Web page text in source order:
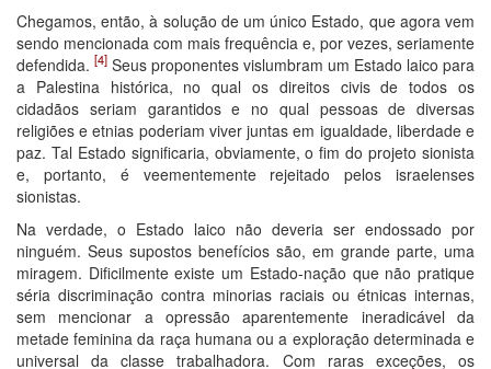
Chegamos, então, à solução de um único Estado, que agora vem
sendo mencionada com mais frequência e, por vezes, seriamente
defendida. [4] Seus proponentes vislumbram um Estado laico para
a Palestina histórica, no qual os direitos civis de todos os
cidadãos seriam garantidos e no qual pessoas de diversas
religiões e etnias poderiam viver juntas em igualdade, liberdade e
paz. Tal Estado significaria, obviamente, o fim do projeto sionista
e, portanto, é veementemente rejeitado pelos israelenses
sionistas.
Na verdade, o Estado laico não deveria ser endossado por
ninguém. Seus supostos benefícios são, em grande parte, uma
miragem. Dificilmente existe um Estado-nação que não pratique
séria discriminação contra minorias raciais ou étnicas internas,
sem mencionar a opressão aparentemente ineradicável da
metade feminina da raça humana ou a exploração determinada e
universal da classe trabalhadora. Com raras exceções, os